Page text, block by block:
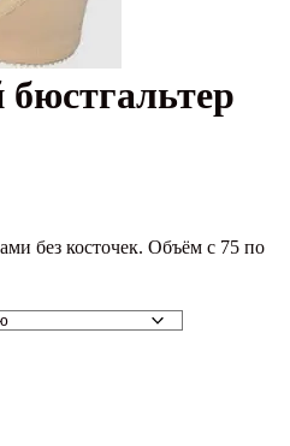
без косточек. Объём с 75 по